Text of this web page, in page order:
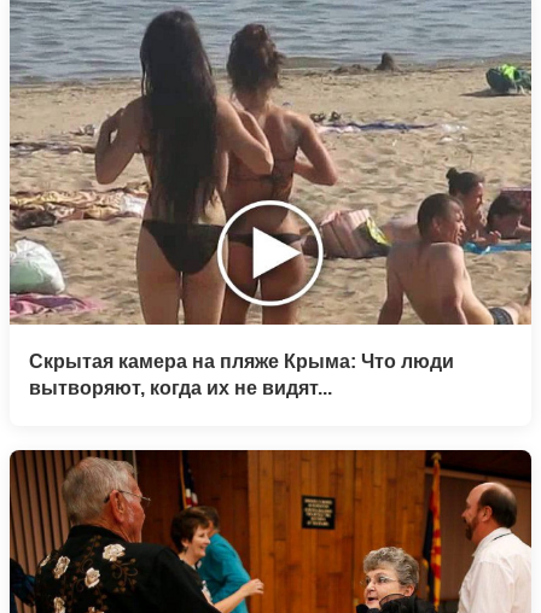
Скрытая камера на пляже Крыма: Что люди
вытворяют, когда их не видят...